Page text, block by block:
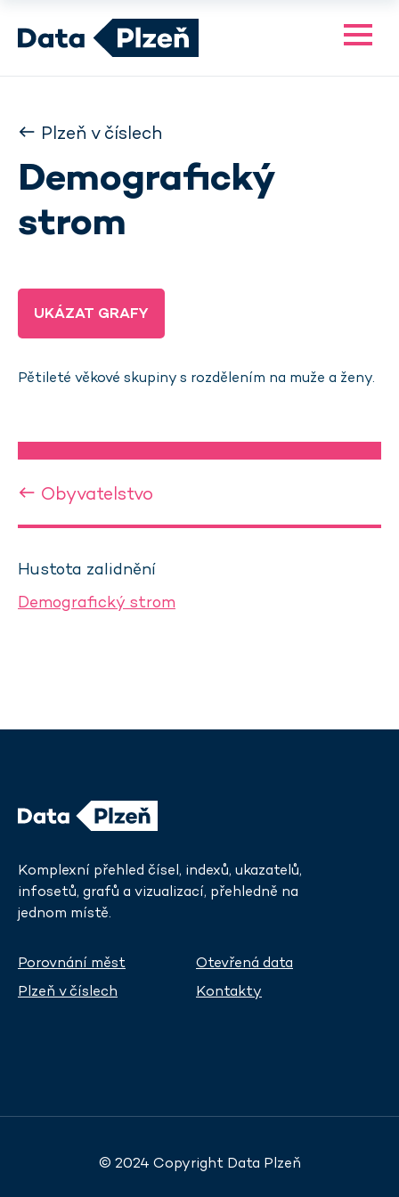
Plzeň v číslech
Demografický
strom
UKÁZAT GRAFY
Pětileté věkové skupiny s rozdělením na muže a ženy.
Obyvatelstvo
Hustota zalidnění
Demografický strom
Komplexní přehled čísel, indexů, ukazatelů,
infosetů, grafů a vizualizací, přehledně na
jednom místě.
Porovnání měst
Plzeň v číslech
Otevřená data
Kontakty
© 2024 Copyright Data Plzeň